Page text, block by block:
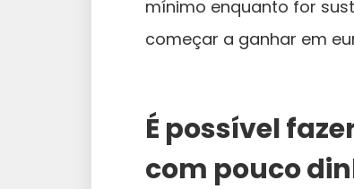
mínimo enquanto for
começar a ganhar em
É possível
com pouco